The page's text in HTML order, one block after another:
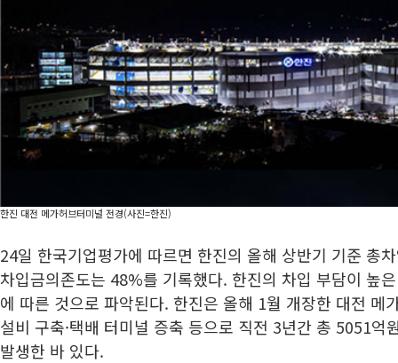
한진 대전 메가허브터미널 전경(사진=한진)
24일 한국기업평가에 따르면 한진의 올해 상반기 기준 총
차입금의존도는 48%를 기록했다. 한진의 차입 부담이 높
에 따른 것으로 파악된다. 한진은 올해 1월 개장한 대전 메
설비 구축·택배 터미널 증축 등으로 직전 3년간 총 5051억
발생한 바 있다.